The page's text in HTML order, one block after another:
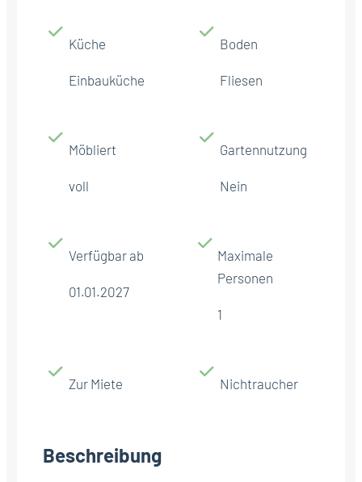
Küche
Einbauküche
Boden
Fliesen
Möbliert
voll
Gartennutzung
Nein
Verfügbar ab
01.01.2027
Maximale
Personen
1
Zur Miete Nichtraucher
Beschreibung